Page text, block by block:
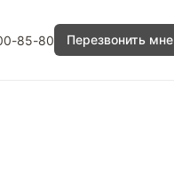
85-80 Перезвонить мне